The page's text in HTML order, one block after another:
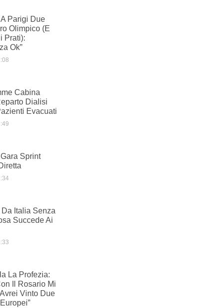
Parigi Due
Olimpico (e
Prati):
Ok”
Cabina
Dialisi
Evacuati
Sprint
Italia Senza
Succede Ai
La Profezia:
Il Rosario Mi
Vinto Due